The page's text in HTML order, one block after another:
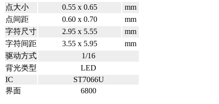
点大小
0.55 x 0.65
mm
点间距
0.60 x 0.70
mm
字符尺寸
2.95 x 5.55
mm
字符间距
3.55 x 5.95
mm
驱动方式
1/16
背光类型
LED
IC
ST7066U
界面
6800